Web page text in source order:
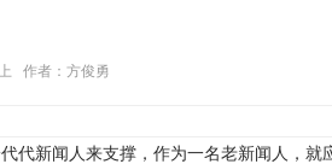
作者：方俊勇
代新闻人来支撑，作为一名老新闻人，就